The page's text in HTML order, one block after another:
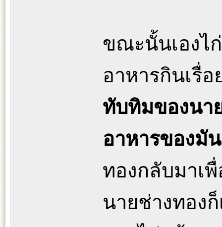
ขณะนั้นเองไ
อาหารกินเรื่
ทับทิมของนา
อาหารของมั
ทองกลับมาเ
นายช่างทอง